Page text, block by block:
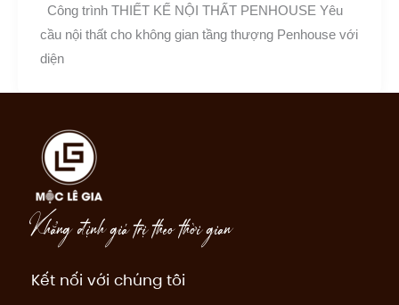
Công trình THIẾT KẾ NỘI THẤT PENHOUSE Yêu
cầu nội thất cho không gian tầng thượng Penhouse với
diện
Khẳng định giá trị theo thời gian
Kết nối với chúng tôi